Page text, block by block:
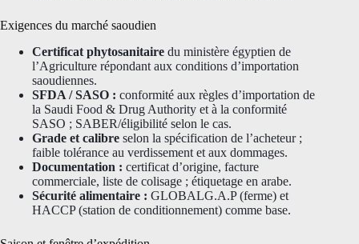
Exigences du marché saoudien
Certificat phytosanitaire du ministère égyptien de
l’Agriculture répondant aux conditions d’importation
saoudiennes.
SFDA / SASO : conformité aux règles d’importation de
la Saudi Food & Drug Authority et à la conformité
SASO ; SABER/éligibilité selon le cas.
Grade et calibre selon la spécification de l’acheteur ;
faible tolérance au verdissement et aux dommages.
Documentation : certificat d’origine, facture
commerciale, liste de colisage ; étiquetage en arabe.
Sécurité alimentaire : GLOBALG.A.P (ferme) et
HACCP (station de conditionnement) comme base.